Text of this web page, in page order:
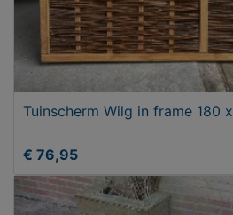
Tuinscherm Wilg in frame 180
€ 76,95